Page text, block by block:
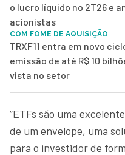
o lucro líquido no 2T26 e
acionistas
COM FOME DE AQUISIÇÃO
TRXF11 entra em novo
emissão de até R$ 10
vista no setor
“ETFs são uma
de um envelope, uma
para o investidor de